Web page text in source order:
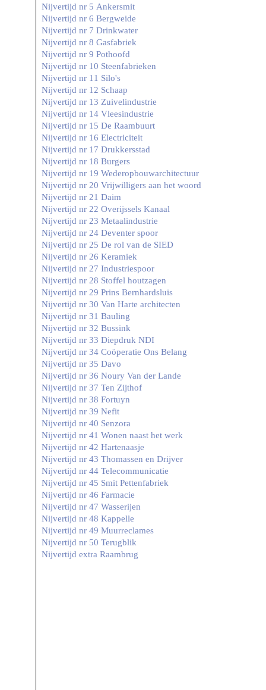
Nijvertijd nr 5 Ankersmit
Nijvertijd nr 6 Bergweide
Nijvertijd nr 7 Drinkwater
Nijvertijd nr 8 Gasfabriek
Nijvertijd nr 9 Pothoofd
Nijvertijd nr 10 Steenfabrieken
Nijvertijd nr 11 Silo's
Nijvertijd nr 12 Schaap
Nijvertijd nr 13 Zuivelindustrie
Nijvertijd nr 14 Vleesindustrie
Nijvertijd nr 15 De Raambuurt
Nijvertijd nr 16 Electriciteit
Nijvertijd nr 17 Drukkersstad
Nijvertijd nr 18 Burgers
Nijvertijd nr 19 Wederopbouwarchitectuur
Nijvertijd nr 20 Vrijwilligers aan het woord
Nijvertijd nr 21 Daim
Nijvertijd nr 22 Overijssels Kanaal
Nijvertijd nr 23 Metaalindustrie
Nijvertijd nr 24 Deventer spoor
Nijvertijd nr 25 De rol van de SIED
Nijvertijd nr 26 Keramiek
Nijvertijd nr 27 Industriespoor
Nijvertijd nr 28 Stoffel houtzagen
Nijvertijd nr 29 Prins Bernhardsluis
Nijvertijd nr 30 Van Harte architecten
Nijvertijd nr 31 Bauling
Nijvertijd nr 32 Bussink
Nijvertijd nr 33 Diepdruk NDI
Nijvertijd nr 34 Coöperatie Ons Belang
Nijvertijd nr 35 Davo
Nijvertijd nr 36 Noury Van der Lande
Nijvertijd nr 37 Ten Zijthof
Nijvertijd nr 38 Fortuyn
Nijvertijd nr 39 Nefit
Nijvertijd nr 40 Senzora
Nijvertijd nr 41 Wonen naast het werk
Nijvertijd nr 42 Hartenaasje
Nijvertijd nr 43 Thomassen en Drijver
Nijvertijd nr 44 Telecommunicatie
Nijvertijd nr 45 Smit Pettenfabriek
Nijvertijd nr 46 Farmacie
Nijvertijd nr 47 Wasserijen
Nijvertijd nr 48 Kappelle
Nijvertijd nr 49 Muurreclames
Nijvertijd nr 50 Terugblik
Nijvertijd extra Raambrug